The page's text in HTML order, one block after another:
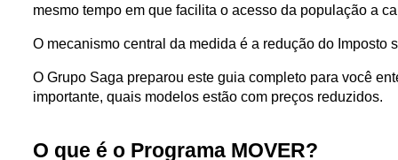
mesmo tempo em que facilita o acesso da população a
O mecanismo central da medida é a redução do
O Grupo Saga preparou este guia completo para você
importante, quais modelos estão com preços reduzidos.
O que é o Programa MOVER?